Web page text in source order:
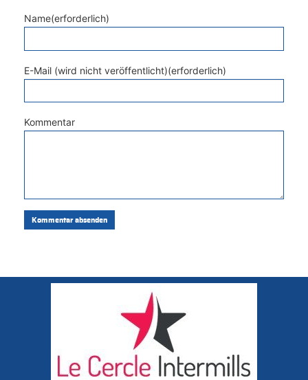
Name(erforderlich)
E-Mail (wird nicht veröffentlicht)(erforderlich)
Kommentar